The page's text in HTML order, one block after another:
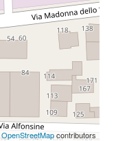
OpenStreetMapcontributors